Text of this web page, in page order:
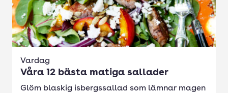
Vardag
Våra 12 bästa matiga sallader
Glöm blaskig isbergssallad som lämnar magen